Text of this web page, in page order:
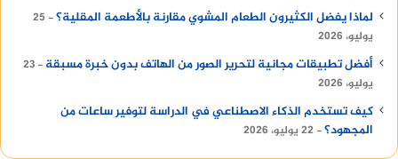
لماذا يفضل الكثيرون الطعام المشوي مقارنة بالأطعمة المقلية؟
25
يوليو، 2026
أفضل تطبيقات مجانية لتحرير الصور من الهاتف بدون خبرة مسبقة
23
يوليو، 2026
كيف تستخدم الذكاء الاصطناعي في الدراسة لتوفير ساعات من
المجهود؟ 22 يوليو، 2026